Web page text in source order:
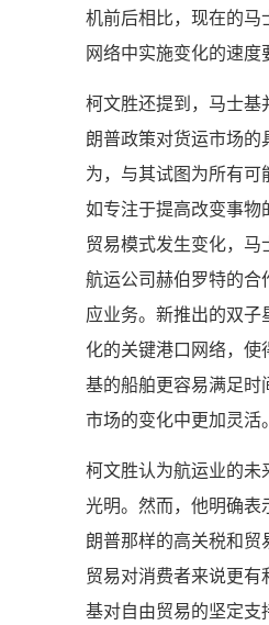
机前后相比，现在的马
网络中实施变化的速度
柯文胜还提到，马士基
朗普政策对货运市场的
为，与其试图为所有可
如专注于提高改变事物
贸易模式发生变化，马
航运公司赫伯罗特的合
应业务。新推出的双子
化的关键港口网络，使
基的船舶更容易满足时
市场的变化中更加灵活。
柯文胜认为航运业的未
光明。然而，他明确表
朗普那样的高关税和贸
贸易对消费者来说更有
基对自由贸易的坚定支